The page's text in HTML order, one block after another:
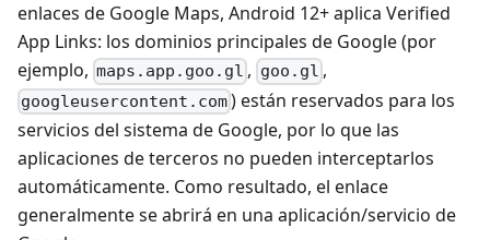
enlaces de Google Maps, Android 12+ aplica Verified
App Links: los dominios principales de Google (por
ejemplo, maps.app.goo.gl , goo.gl ,
googleusercontent.com) están reservados para los
servicios del sistema de Google, por lo que las
aplicaciones de terceros no pueden interceptarlos
automáticamente. Como resultado, el enlace
generalmente se abrirá en una aplicación/servicio de